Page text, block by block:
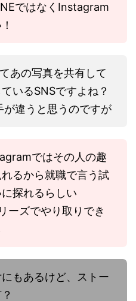
ではなくInstagram
あの写真を共有して
いるSNSですよね？
が違うと思うのですが
ではその人の趣
るから就職で言う試
探れるらしい
ーズでやり取りでき
もあるけど、ストー